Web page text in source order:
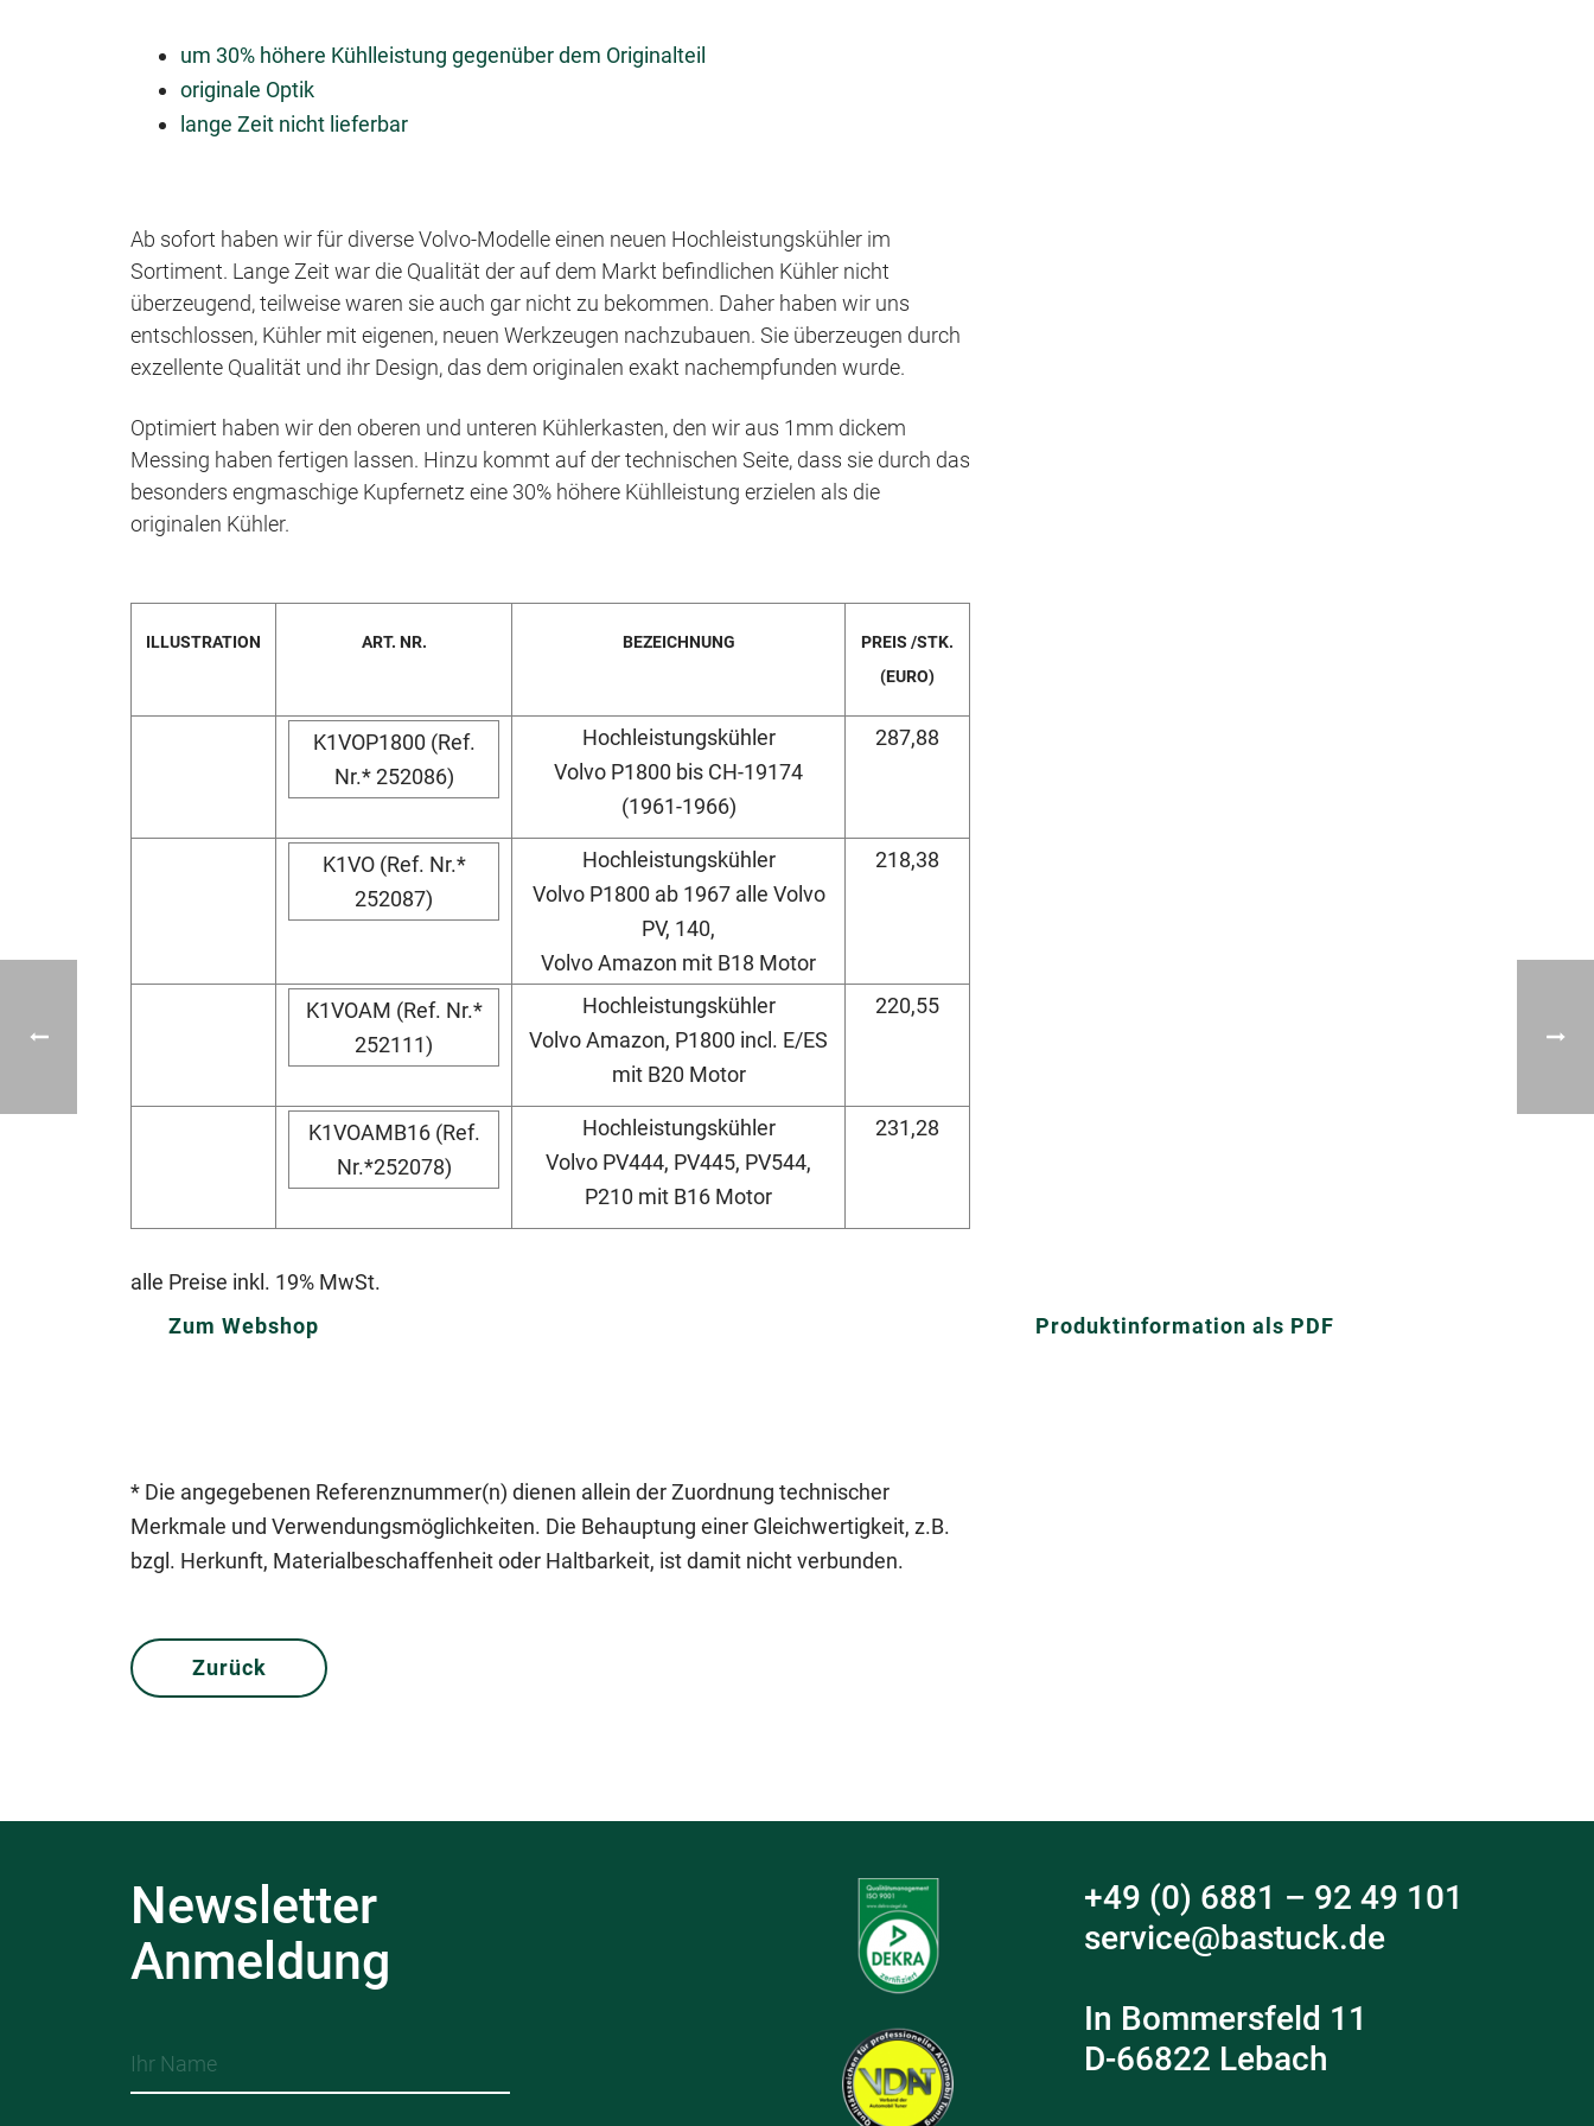
p
n
um 30% höhere Kühlleistung gegenüber dem Originalteil
originale Optik
lange Zeit nicht lieferbar
Ab sofort haben wir für diverse Volvo-Modelle einen neuen Hochleistungskühler im
Sortiment. Lange Zeit war die Qualität der auf dem Markt befindlichen Kühler nicht
überzeugend, teilweise waren sie auch gar nicht zu bekommen. Daher haben wir uns
entschlossen, Kühler mit eigenen, neuen Werkzeugen nachzubauen. Sie überzeugen durch
exzellente Qualität und ihr Design, das dem originalen exakt nachempfunden wurde.
Optimiert haben wir den oberen und unteren Kühlerkasten, den wir aus 1mm dickem
Messing haben fertigen lassen. Hinzu kommt auf der technischen Seite, dass sie durch das
besonders engmaschige Kupfernetz eine 30% höhere Kühlleistung erzielen als die
originalen Kühler.
ILLUSTRATION ART. NR. BEZEICHNUNG
PREIS /STK.
(EURO)
K1VOP1800 (Ref.
Nr.* 252086)
Hochleistungskühler
Volvo P1800 bis CH-19174
(1961-1966)
287,88
K1VO (Ref. Nr.*
252087)
Hochleistungskühler
Volvo P1800 ab 1967 alle Volvo
PV, 140,
Volvo Amazon mit B18 Motor
218,38
K1VOAM (Ref. Nr.*
252111)
Hochleistungskühler
Volvo Amazon, P1800 incl. E/ES
mit B20 Motor
220,55
K1VOAMB16 (Ref.
Nr.*252078)
Hochleistungskühler
Volvo PV444, PV445, PV544,
P210 mit B16 Motor
231,28
alle Preise inkl. 19% MwSt.
Zum Webshop
* Die angegebenen Referenznummer(n) dienen allein der Zuordnung technischer
Merkmale und Verwendungsmöglichkeiten. Die Behauptung einer Gleichwertigkeit, z.B.
bzgl. Herkunft, Materialbeschaffenheit oder Haltbarkeit, ist damit nicht verbunden.
Produktinformation als PDF
Zurück
Newsletter
Anmeldung
+49 (0) 6881 – 92 49 101
service@bastuck.de
In Bommersfeld 11
D-66822 Lebach